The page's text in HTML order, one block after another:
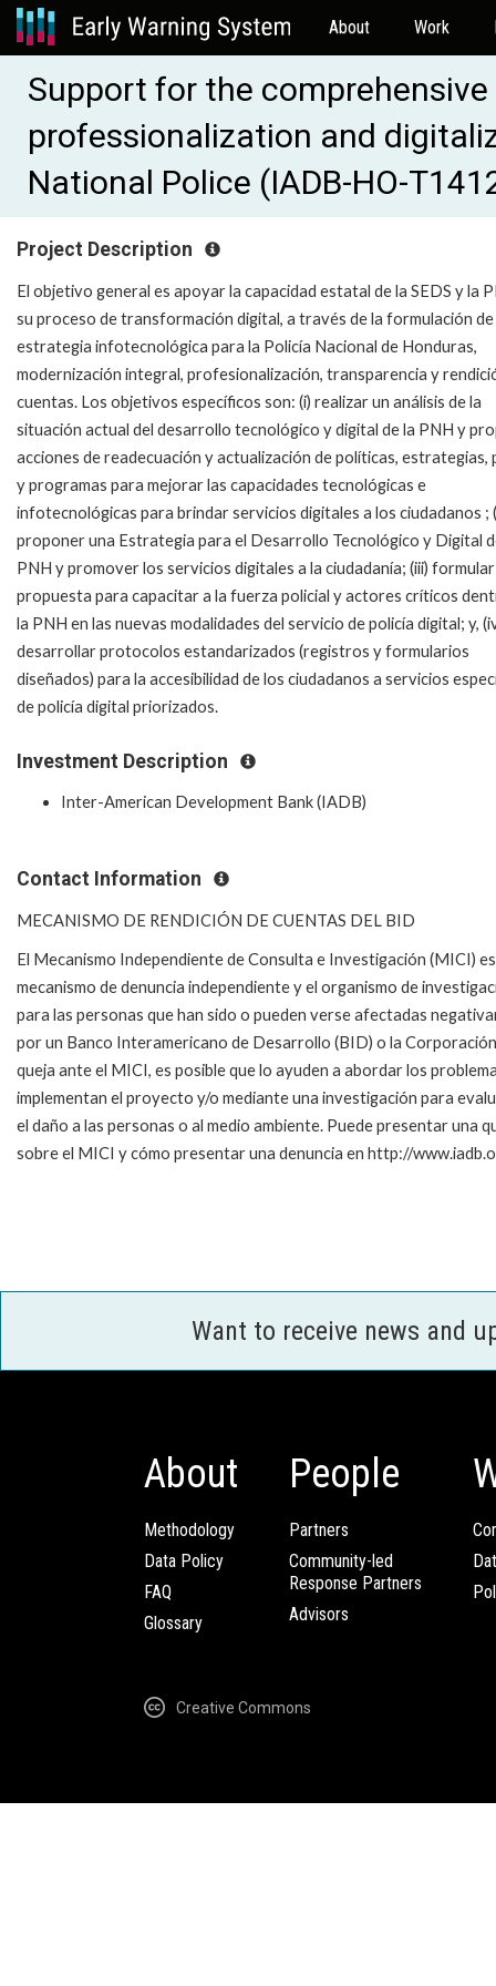
About Work
Support for the
professionalization and
National Police (IADB-HO-
Project Description
El objetivo general es apoyar la capacidad estatal de la SEDS y la
su proceso de transformación digital, a través de la formulación de
estrategia infotecnológica para la Policía Nacional de Honduras,
modernización integral, profesionalización, transparencia y
cuentas. Los objetivos específicos son: (i) realizar un análisis de la
situación actual del desarrollo tecnológico y digital de la PNH y
acciones de readecuación y actualización de políticas, estrategias,
y programas para mejorar las capacidades tecnológicas e
infotecnológicas para brindar servicios digitales a los ciudadanos ;
proponer una Estrategia para el Desarrollo Tecnológico y Digital
PNH y promover los servicios digitales a la ciudadanía; (iii)
propuesta para capacitar a la fuerza policial y actores críticos
la PNH en las nuevas modalidades del servicio de policía digital; y,
desarrollar protocolos estandarizados (registros y formularios
diseñados) para la accesibilidad de los ciudadanos a servicios
de policía digital priorizados.
Investment Description
Inter-American Development Bank (IADB)
Contact Information
MECANISMO DE RENDICIÓN DE CUENTAS DEL BID
El Mecanismo Independiente de Consulta e Investigación (MICI)
mecanismo de denuncia independiente y el organismo de
para las personas que han sido o pueden verse afectadas
por un Banco Interamericano de Desarrollo (BID) o la
queja ante el MICI, es posible que lo ayuden a abordar los
implementan el proyecto y/o mediante una investigación para
el daño a las personas o al medio ambiente. Puede presentar una
sobre el MICI y cómo presentar una denuncia en http://
Want to receive news and
About
Methodology
Data Policy
FAQ
Glossary
People
Partners
Community-led
Response Partners
Advisors
Creative Commons